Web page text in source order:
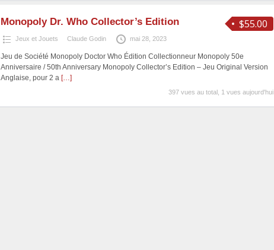
$55.00
Monopoly Dr. Who Collector’s Edition
Jeux et Jouets Claude Godin mai 28, 2023
Jeu de Société Monopoly Doctor Who Édition Collectionneur Monopoly 50e
Anniversaire / 50th Anniversary Monopoly Collector’s Edition – Jeu Original Version
Anglaise, pour 2 a […]
397 vues au total, 1 vues aujourd'hui